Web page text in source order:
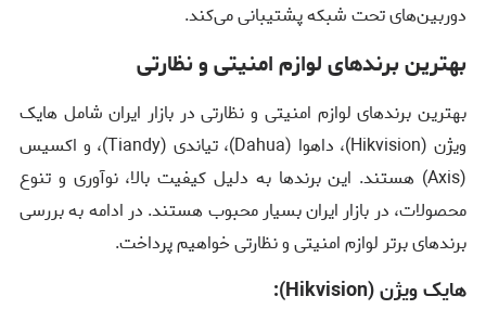
دوربین‌های تحت شبکه پشتیبانی می‌کند.
بهترین برندهای لوازم امنیتی و نظارتی
بهترین برندهای لوازم امنیتی و نظارتی در بازار ایران شامل هایک
ویژن (Hikvision)، داهوا (Dahua)، تیاندی (Tiandy)، و اکسیس
(
Axis) هستند. این برندها به دلیل کیفیت بالا، نوآوری و تنوع
محصولات، در بازار ایران بسیار محبوب هستند. در ادامه به بررسی
برندهای برتر لوازم امنیتی و نظارتی خواهیم پرداخت.
هایک ویژن (Hikvision
):